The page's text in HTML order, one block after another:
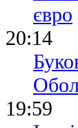
євро
20:14
19:59